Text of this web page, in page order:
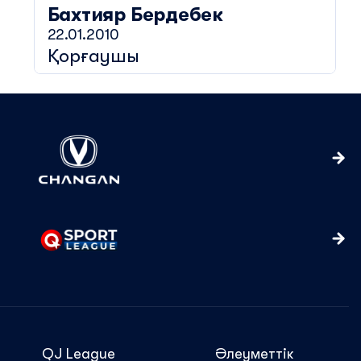
Бахтияр Бердебек
22.01.2010
Қорғаушы
QJ League Әлеуметтік